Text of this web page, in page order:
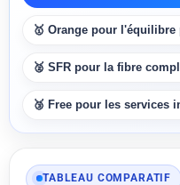
🥇 Orange pour l'équilibre
🥈 SFR pour la fibre
🥉 Free pour les services
TABLEAU COMPARATIF